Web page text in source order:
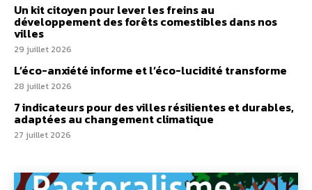
Un kit citoyen pour lever les freins au
développement des forêts comestibles dans nos
villes
29 juillet 2026
L’éco-anxiété informe et l’éco-lucidité transforme
28 juillet 2026
7 indicateurs pour des villes résilientes et durables,
adaptées au changement climatique
27 juillet 2026